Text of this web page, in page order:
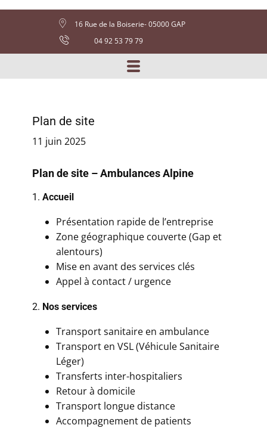
16 Rue de la Boiserie- 05000 GAP
04 92 53 79 79
Plan de site
11 juin 2025
Plan de site – Ambulances Alpine
1. Accueil
Présentation rapide de l’entreprise
Zone géographique couverte (Gap et
alentours)
Mise en avant des services clés
Appel à contact / urgence
2. Nos services
Transport sanitaire en ambulance
Transport en VSL (Véhicule Sanitaire
Léger)
Transferts inter-hospitaliers
Retour à domicile
Transport longue distance
Accompagnement de patients